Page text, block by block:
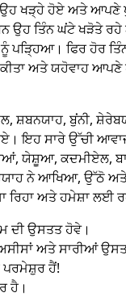
ਖੜ੍ਹੇ ਹੋਏ ਅਤੇ ਆਪਣੇ
ਉਹ ਤਿੰਨ ਘਂਟੇ ਖੜੋਤੇ
ਪੜ੍ਹਿਆ। ਫਿਰ ਹੋਰ
ਕੀਤਾ ਅਤੇ ਯਹੋਵਾਹ
ਬੁਂਨੀ,
ਇਹ ਸਾਰੇ ਉੱਚੀ
ਯੇਸ਼ੂਆ, ਕਦਮੀਏਲ,
ਨੇ ਆਖਿਆ, ਉੱਠੋ
ਰਿਹਾ ਅਤੇ ਹਮੇਸ਼ਾ ਲਈ
ਦੀ ਉਸਤਤ ਹੋਵੇ।
ਅਤੇ ਸਾਰੀਆਂ
ਪਰਮੇਸ਼ੁਰ ਹੈਂ!
ਹੈ।